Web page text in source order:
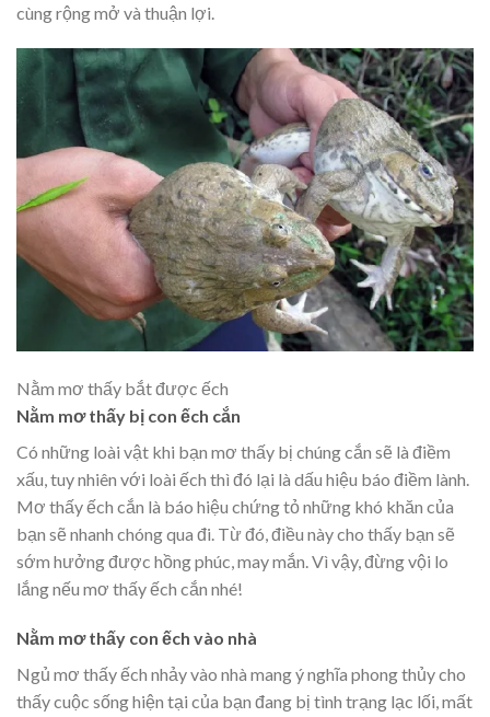
cùng rộng mở và thuận lợi.
Nằm mơ thấy bắt được ếch
Nằm mơ thấy bị con ếch cắn
Có những loài vật khi bạn mơ thấy bị chúng cắn sẽ là điềm
xấu, tuy nhiên với loài ếch thì đó lại là dấu hiệu báo điềm lành.
Mơ thấy ếch cắn là báo hiệu chứng tỏ những khó khăn của
bạn sẽ nhanh chóng qua đi. Từ đó, điều này cho thấy bạn sẽ
sớm hưởng được hồng phúc, may mắn. Vì vậy, đừng vội lo
lắng nếu mơ thấy ếch cắn nhé!
Nằm mơ thấy con ếch vào nhà
Ngủ mơ thấy ếch nhảy vào nhà mang ý nghĩa phong thủy cho
thấy cuộc sống hiện tại của bạn đang bị tình trạng lạc lối, mất